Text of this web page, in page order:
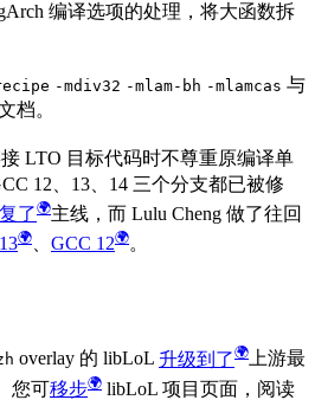
编译选项的处理，将大函数拆
-mdiv32 -mlam-bh -mlamcas 与
档。
接 LTO 目标代码时不尊重原编译单
12、13、14 三个分支都已被修
了
主线，而 Lulu Cheng 做了往回
GCC 12 。
overlay 的 libLoL 升级到了
上游最
您可移步
libLoL 项目页面，阅读